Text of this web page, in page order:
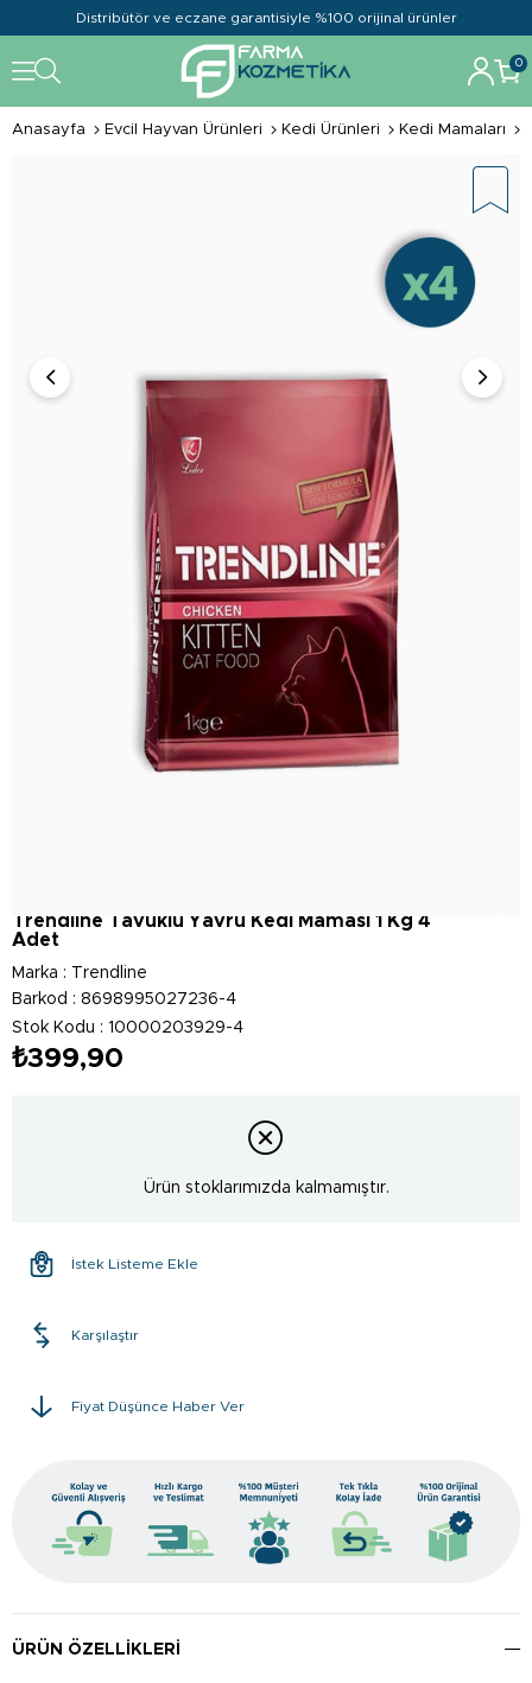
Distribütör ve eczane garantisiyle %100 orijinal ürünler
0
Anasayfa Evcil Hayvan Ürünleri Kedi Ürünleri Kedi Mamaları
Trendline Tavuklu Yavru Kedi Maması 1 Kg 4
Adet
Marka :
Trendline
Barkod : 8698995027236-4
Stok Kodu
10000203929-4
₺399,90
Ürün stoklarımızda kalmamıştır.
İstek Listeme Ekle
Karşılaştır
Fiyat Düşünce Haber Ver
ÜRÜN ÖZELLIKLERI